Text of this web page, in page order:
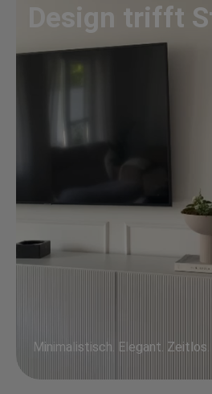
Design trifft
Minimalistisch. Elegant. Zeitlos.